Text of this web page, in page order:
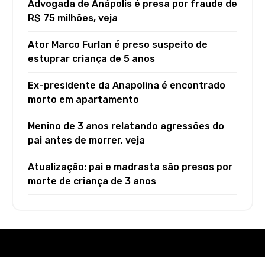
Advogada de Anápolis é presa por fraude de
R$ 75 milhões, veja
Ator Marco Furlan é preso suspeito de
estuprar criança de 5 anos
Ex-presidente da Anapolina é encontrado
morto em apartamento
Menino de 3 anos relatando agressões do
pai antes de morrer, veja
Atualização: pai e madrasta são presos por
morte de criança de 3 anos